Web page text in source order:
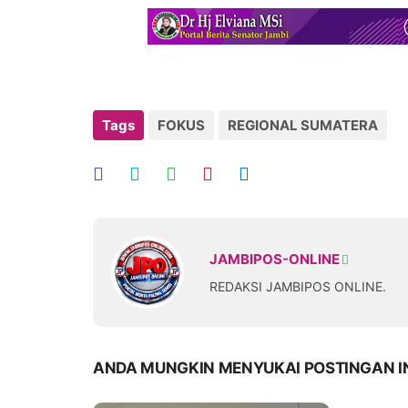
Tags FOKUS REGIONAL SUMATERA
JAMBIPOS-ONLINE
REDAKSI JAMBIPOS ONLINE.
ANDA MUNGKIN MENYUKAI POSTINGAN